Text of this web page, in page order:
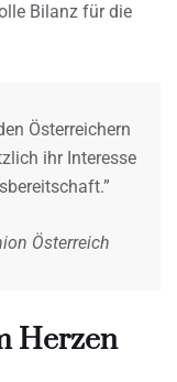
Bilanz für die
Österreichern
ihr Interesse
Österreich
Herzen